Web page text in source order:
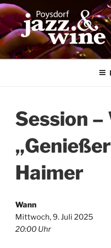
Zum
Inhalt
springen
Session
Haimer
Wann
Mittwoch, 9. Juli 2025
20:00 Uhr